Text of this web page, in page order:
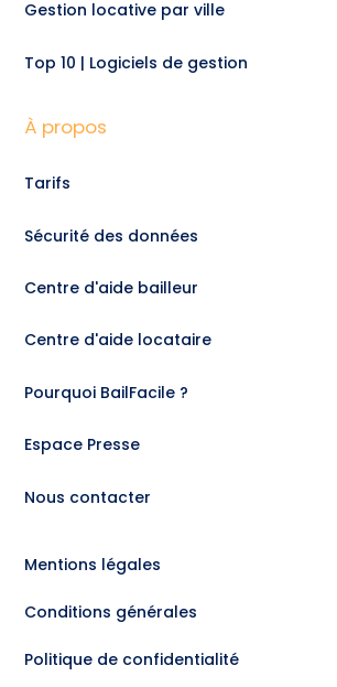
Gestion locative par ville
Top 10 | Logiciels de gestion
À propos
Tarifs
Sécurité des données
Centre d'aide bailleur
Centre d'aide locataire
Pourquoi BailFacile ?
Espace Presse
Nous contacter
Mentions légales
Conditions générales
Politique de confidentialité